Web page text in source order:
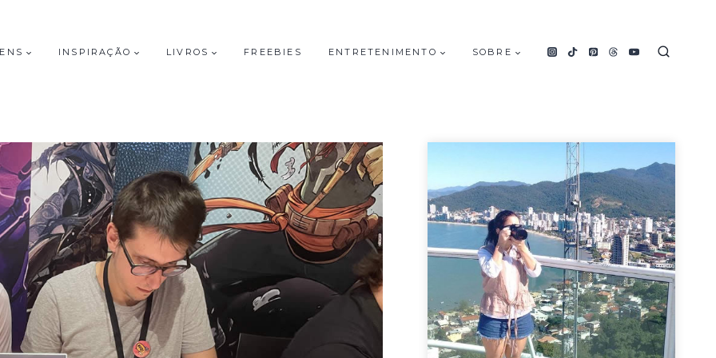
INSPIRAÇÃO LIVROS FREEBIES ENTRETENIMENTO SOBRE